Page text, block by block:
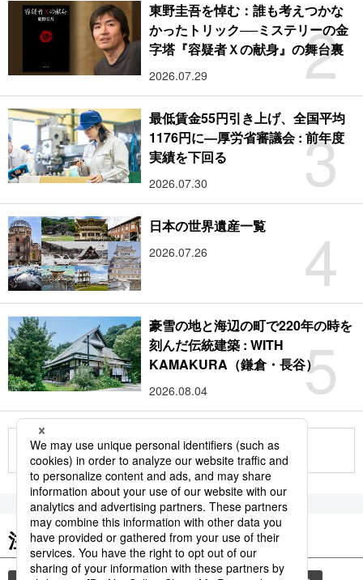
2
東野圭吾を悼む：誰も考えつかな
かったトリック──ミステリーの金
字塔『容疑者Ｘの献身』の舞台裏
2026.07.29
3
最低賃金55円引き上げ、全国平均
1176円に―厚労省審議会 : 前年度
実績を下回る
2026.07.30
4
日本の世界遺産一覧
2026.07.26
5
豪雪の地と海辺の町で220年の時を
刻んだ伝統建築 : WITH
KAMAKURA（鎌倉・長谷）
2026.08.04
もっと見る
注目のキーワード